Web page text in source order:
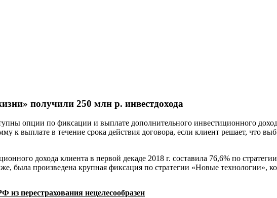
получили 250 млн р. инвестдохода
опции по фиксации и выплате дополнительного инвестиционного
к выплате в течение срока действия договора, если клиент решает, что
дохода клиента в первой декаде 2018 г. составила 76,6% по
была произведена крупная фиксация по стратегии «Новые технологии»,
перестрахования нецелесообразен